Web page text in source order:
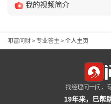
我的视频简介
叩富问财>专业答主 >个人主页
找经理问一问，
19年来，已帮